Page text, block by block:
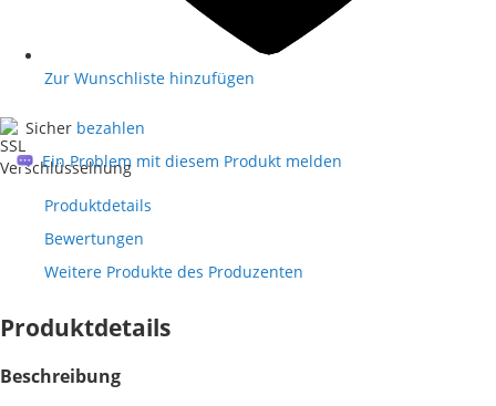
Zur Wunschliste hinzufügen
Sicher bezahlen
Ein Problem mit diesem Produkt melden
Produktdetails
Bewertungen
Weitere Produkte des Produzenten
Produktdetails
Beschreibung